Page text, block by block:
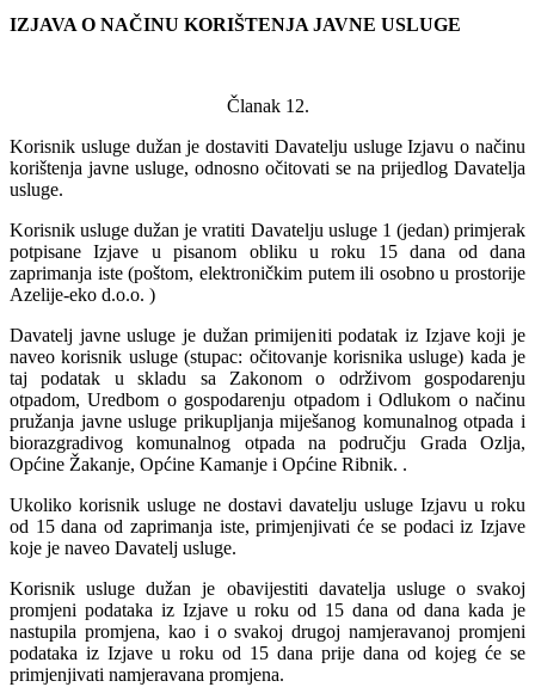
IZJAVA O NAČINU KORIŠTENJA JAVNE USLUGE
Članak 12.
Korisnik usluge dužan je dostaviti Davatelju usluge Izjavu o načinu
korištenja javne usluge, odnosno očitovati se na prijedlog Davatelja
usluge.
Korisnik usluge dužan je vratiti Davatelju usluge 1 (jedan) primjerak
potpisane Izjave u pisanom obliku u roku 15 dana od dana
zaprimanja iste (poštom, elektroničkim putem ili osobno u prostorije
Azelije-eko d.o.o. )
Davatelj javne usluge je dužan primijeniti podatak iz Izjave koji je
naveo korisnik usluge (stupac: očitovanje korisnika usluge) kada je
taj podatak u skladu sa Zakonom o održivom gospodarenju
otpadom, Uredbom o gospodarenju otpadom i Odlukom o načinu
pružanja javne usluge prikupljanja miješanog komunalnog otpada i
biorazgradivog komunalnog otpada na području Grada Ozlja,
Općine Žakanje, Općine Kamanje i Općine Ribnik. .
Ukoliko korisnik usluge ne dostavi davatelju usluge Izjavu u roku
od 15 dana od zaprimanja iste, primjenjivati će se podaci iz Izjave
koje je naveo Davatelj usluge.
Korisnik usluge dužan je obavijestiti davatelja usluge o svakoj
promjeni podataka iz Izjave u roku od 15 dana od dana kada je
nastupila promjena, kao i o svakoj drugoj namjeravanoj promjeni
podataka iz Izjave u roku od 15 dana prije dana od kojeg će se
primjenjivati namjeravana promjena.